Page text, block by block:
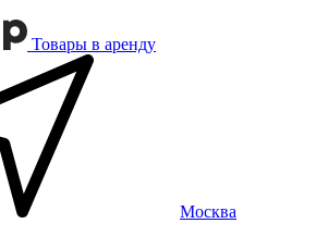
Товары в аренду
Москва